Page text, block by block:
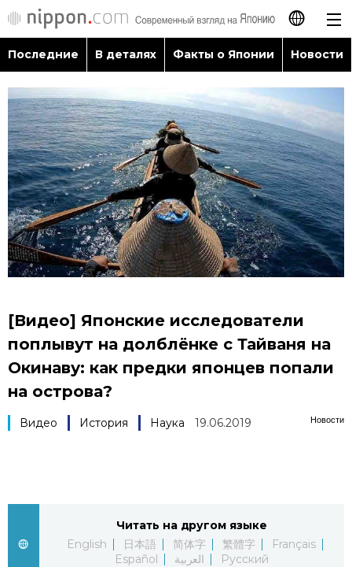
日本語
English
简体字
繁體字
Français
Español
Последние
В деталях
Факты о Японии
Путеводитель по Японии
Фото/Видео
Разделы
Японский калейдоскоп
Последние В деталях Факты о Японии Новости
[Видео] Японские исследователи
поплывут на долблёнке с Тайваня на
Окинаву: как предки японцев попали
на острова?
Новости
Видео История Наука 19.06.2019
Читать на другом языке
English
日本語 简体字 繁體字
Français
Español
العربية Русский